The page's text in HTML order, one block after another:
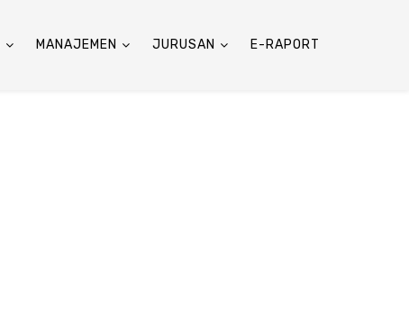
MANAJEMEN JURUSAN E-RAPORT